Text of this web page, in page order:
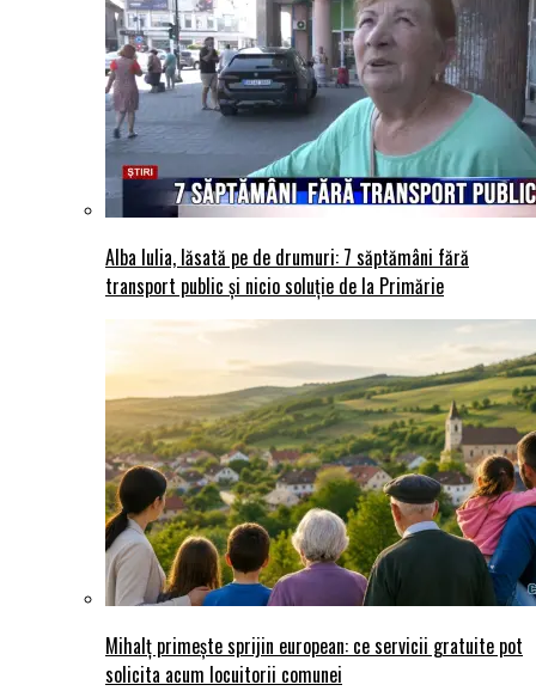
Alba Iulia, lăsată pe de drumuri: 7 săptămâni fără
transport public și nicio soluție de la Primărie
Mihalț primește sprijin european: ce servicii gratuite pot
solicita acum locuitorii comunei